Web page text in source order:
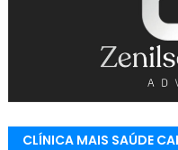
CLÍNICA MAIS SAÚDE